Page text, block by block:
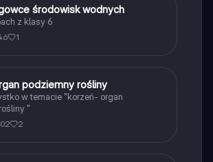
środowisk wodnych
z klasy 6
1
podziemny rośliny
w temacie "korzeń- organ
"
2